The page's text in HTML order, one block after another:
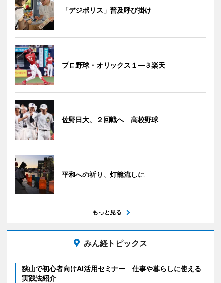
「デジポリス」普及呼び掛け
プロ野球・オリックス１―３楽天
佐野日大、２回戦へ 高校野球
平和への祈り、灯籠流しに
もっと見る
みん経トピックス
狭山で初心者向けAI活用セミナー 仕事や暮らしに使える
実践法紹介